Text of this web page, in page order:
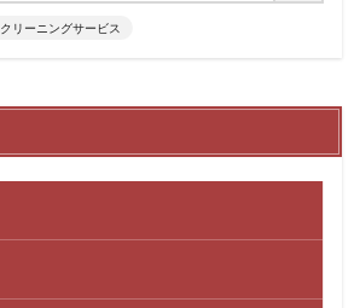
クリーニングサービス